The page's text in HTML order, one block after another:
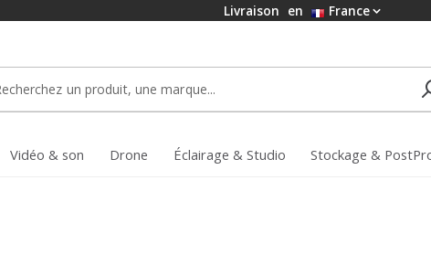
Livraison en France
Vidéo & son Drone Éclairage & Studio Stockage &